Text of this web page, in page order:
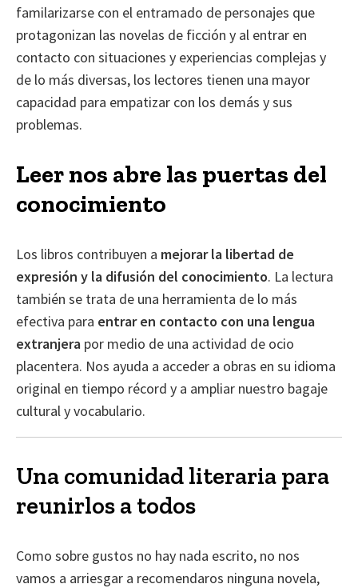
familarizarse con el entramado de personajes que
protagonizan las novelas de ficción y al entrar en
contacto con situaciones y experiencias complejas y
de lo más diversas, los lectores tienen una mayor
capacidad para empatizar con los demás y sus
problemas.
Leer nos abre las puertas del
conocimiento
Los libros contribuyen a mejorar la libertad de
expresión y la difusión del conocimiento. La lectura
también se trata de una herramienta de lo más
efectiva para entrar en contacto con una lengua
extranjera por medio de una actividad de ocio
placentera. Nos ayuda a acceder a obras en su idioma
original en tiempo récord y a ampliar nuestro bagaje
cultural y vocabulario.
Una comunidad literaria para
reunirlos a todos
Como sobre gustos no hay nada escrito, no nos
vamos a arriesgar a recomendaros ninguna novela,